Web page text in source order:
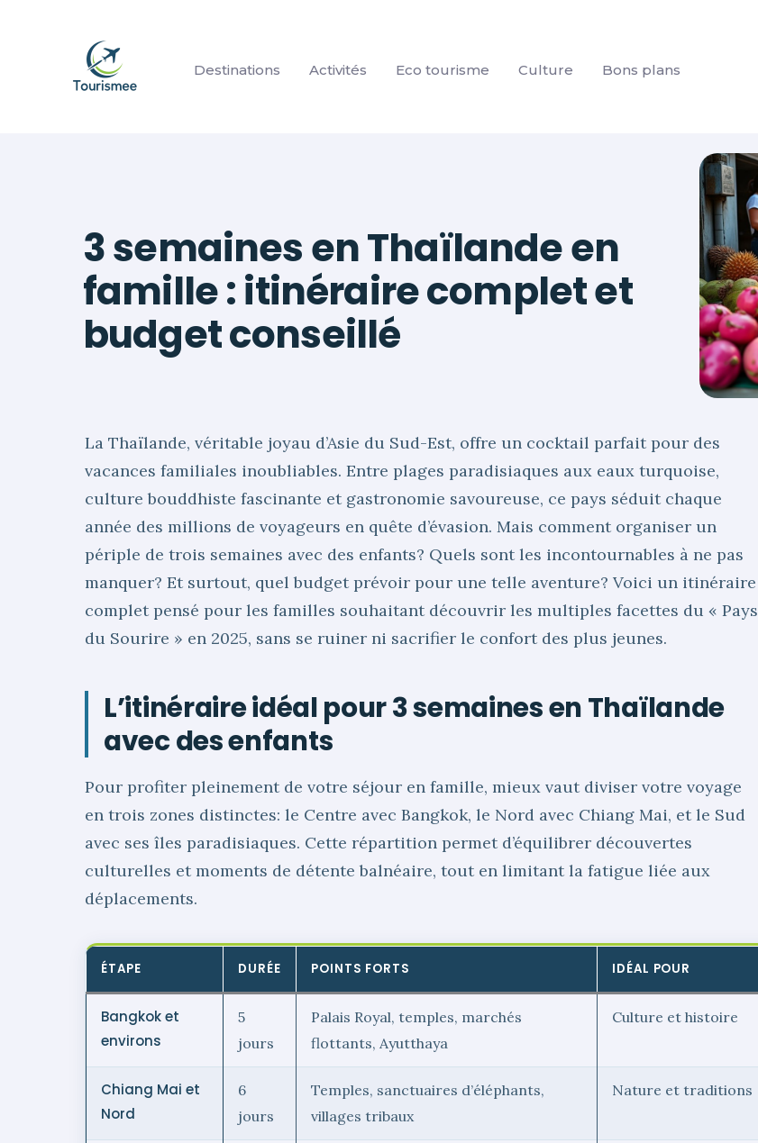
Destinations Activités Eco tourisme Culture Bons plans
3 semaines en Thaïlande en
famille : itinéraire complet et
budget conseillé
La Thaïlande, véritable joyau d’Asie du Sud-Est, offre un cocktail parfait pour des
vacances familiales inoubliables. Entre plages paradisiaques aux eaux turquoise,
culture bouddhiste fascinante et gastronomie savoureuse, ce pays séduit chaque
année des millions de voyageurs en quête d’évasion. Mais comment organiser un
périple de trois semaines avec des enfants? Quels sont les incontournables à ne pas
manquer? Et surtout, quel budget prévoir pour une telle aventure? Voici un itinéraire
complet pensé pour les familles souhaitant découvrir les multiples facettes du « Pays
du Sourire » en 2025, sans se ruiner ni sacrifier le confort des plus jeunes.
L’itinéraire idéal pour 3 semaines en Thaïlande
avec des enfants
Pour profiter pleinement de votre séjour en famille, mieux vaut diviser votre voyage
en trois zones distinctes: le Centre avec Bangkok, le Nord avec Chiang Mai, et le Sud
avec ses îles paradisiaques. Cette répartition permet d’équilibrer découvertes
culturelles et moments de détente balnéaire, tout en limitant la fatigue liée aux
déplacements.
ÉTAPE DURÉE POINTS FORTS IDÉAL POUR
Bangkok et
environs
5
jours
Palais Royal, temples, marchés
flottants, Ayutthaya
Culture et histoire
Chiang Mai et
Nord
6
jours
Temples, sanctuaires d’éléphants,
villages tribaux
Nature et traditions